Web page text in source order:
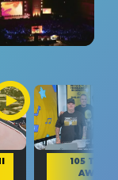
105 TAKE
AWAY